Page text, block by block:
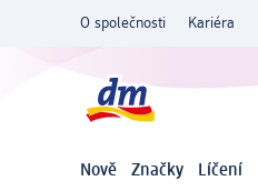
O společnosti Kariéra
Nově Značky Líčení